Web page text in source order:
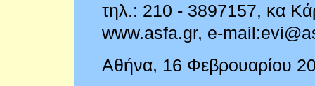
τηλ.: 210 - 3897157, κα
www.asfa.gr, e-mail:
Αθήνα, 16 Φεβρουαρίου